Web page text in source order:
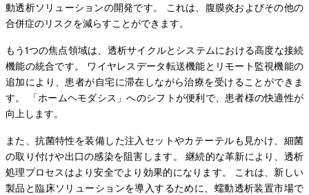
動透析ソリューションの開発です。 これは、腹膜炎およびその他の
合併症のリスクを減らすことができます。
もう1つの焦点領域は、透析サイクルとシステムにおける高度な接続
機能の統合です。 ワイヤレスデータ転送機能とリモート監視機能の
追加により、患者が自宅に滞在しながら治療を受けることができま
す。 「ホームヘモダシス」へのシフトが便利で、患者様の快適性が
向上します。
また、抗菌特性を装備した注入セットやカテーテルも見かけ、細菌
の取り付けや出口の感染を阻害します。 継続的な革新により、透析
処理プロセスはより安全でより効果的になります。 これは、新しい
製品と臨床ソリューションを導入するために、蠕動透析装置市場で